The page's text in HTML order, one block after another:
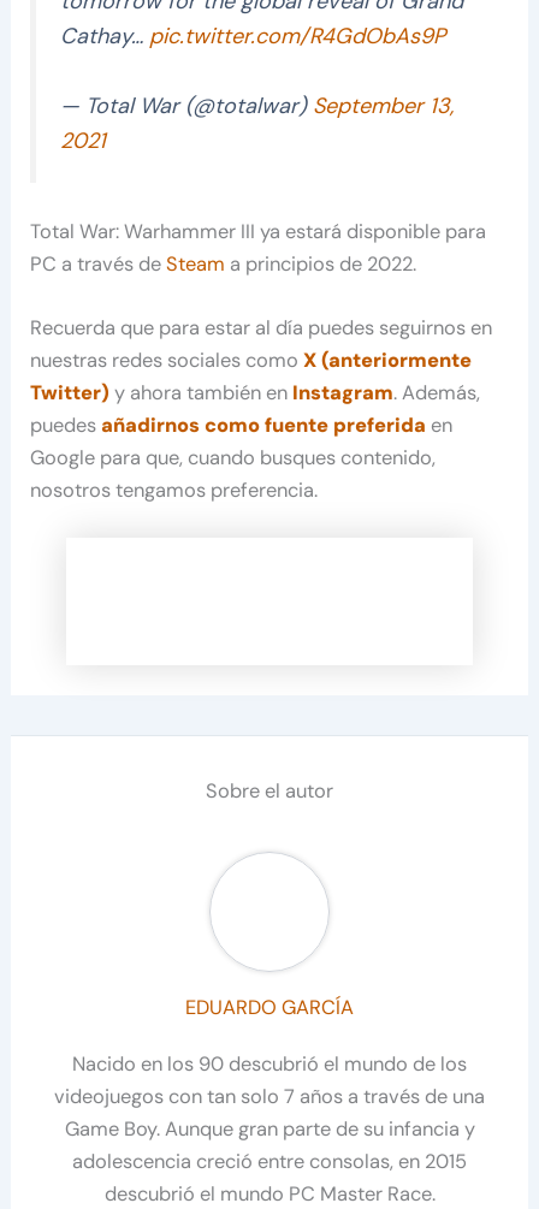
Cathay… pic.twitter.com/R4GdObAs9P
— Total War (@totalwar) September 13,
2021
Total War: Warhammer III ya estará disponible para
PC a través deSteam a principios de 2022.
Recuerda que para estar al día puedes seguirnos en
nuestras redes sociales comoX (anteriormente
Twitter) y ahora también en Instagram. Además,
puedesañadirnos como fuente preferida en
Google para que, cuando busques contenido,
nosotros tengamos preferencia.
Sobre el autor
EDUARDO GARCÍA
Nacido en los 90 descubrió el mundo de los
videojuegos con tan solo 7 años a través de una
Game Boy. Aunque gran parte de su infancia y
adolescencia creció entre consolas, en 2015
descubrió el mundo PC Master Race.